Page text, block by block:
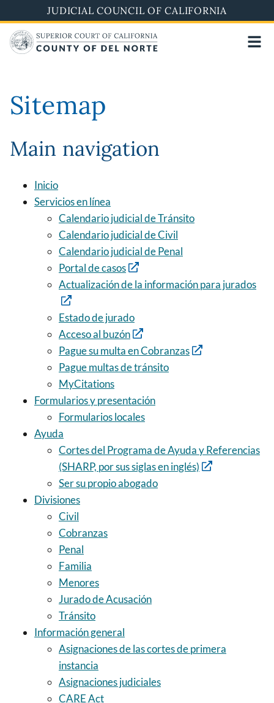
to
main
content
JUDICIAL COUNCIL OF CALIFORNIA
Sitemap
Main navigation
Inicio
Servicios en línea
Calendario judicial de Tránsito
Calendario judicial de Civil
Calendario judicial de Penal
Portal de casos
Actualización de la información para jurados
Estado de jurado
Acceso al buzón
Pague su multa en Cobranzas
Pague multas de tránsito
MyCitations
Formularios y presentación
Formularios locales
Ayuda
Cortes del Programa de Ayuda y Referencias
(SHARP, por sus siglas en inglés)
Ser su propio abogado
Divisiones
Civil
Cobranzas
Penal
Familia
Menores
Jurado de Acusación
Tránsito
Información general
Asignaciones de las cortes de primera
instancia
Asignaciones judiciales
CARE Act